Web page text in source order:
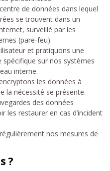
de données dans lequel
se trouvent dans un
surveillé par les
(pare-feu).
et pratiquons une
sur nos systèmes
interne.
les données à
la nécessité se présente.
des données
les restaurer en cas d’incident
nos mesures de
?